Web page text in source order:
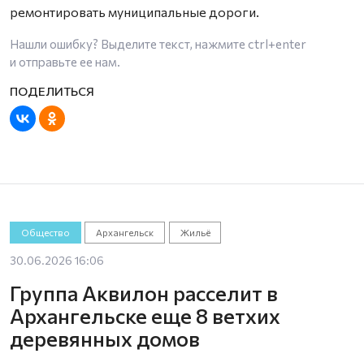
ремонтировать муниципальные дороги.
Нашли ошибку? Выделите текст, нажмите ctrl+enter
и отправьте ее нам.
Общество Архангельск Жильё
30.06.2026 16:06
Группа Аквилон расселит в
Архангельске еще 8 ветхих
деревянных домов